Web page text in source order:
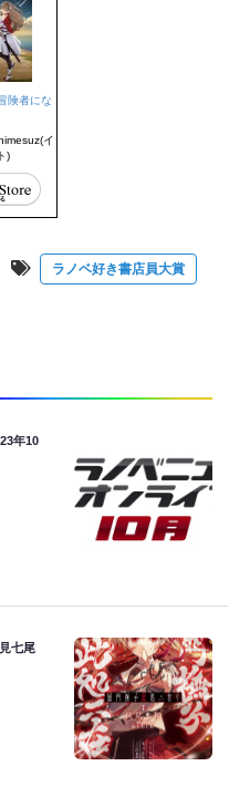
険者にな
イ
)
ラノベ好き書店員大賞
年10
七尾